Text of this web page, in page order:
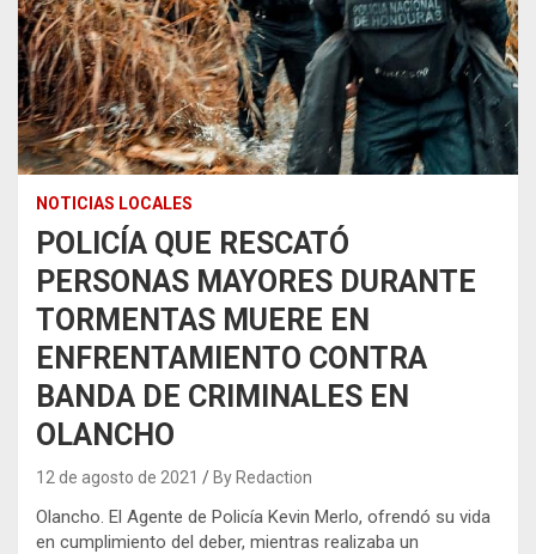
NOTICIAS LOCALES
POLICÍA QUE RESCATÓ
PERSONAS MAYORES DURANTE
TORMENTAS MUERE EN
ENFRENTAMIENTO CONTRA
BANDA DE CRIMINALES EN
OLANCHO
12 de agosto de 2021 By Redaction
Olancho. El Agente de Policía Kevin Merlo, ofrendó su vida
en cumplimiento del deber, mientras realizaba un